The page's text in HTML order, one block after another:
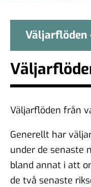
Väljarflöden
Väljarflöden från
Generellt har
under de senaste
bland annat i att
de två senaste